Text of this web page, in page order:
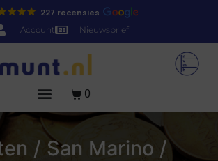
227 recensies
Account Nieuwsbrief
0
/ San Marino /